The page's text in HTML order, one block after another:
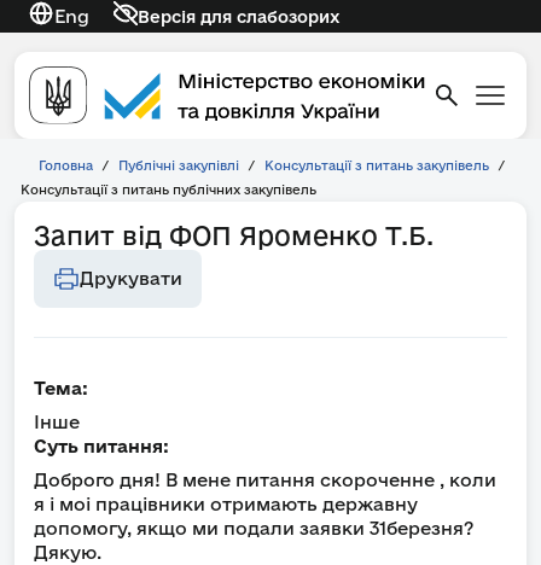
Eng Версія для слабозорих
Головна / Публічні закупівлі / Консультації з питань закупівель
/
Консультації з питань публічних закупівель
Запит від ФОП Яроменко Т.Б.
Друкувати
Тема:
Інше
Суть питання:
Доброго дня! В мене питання скороченне , коли
я і моі працівники отримають державну
допомогу, якщо ми подали заявки 31березня?
Дякую.